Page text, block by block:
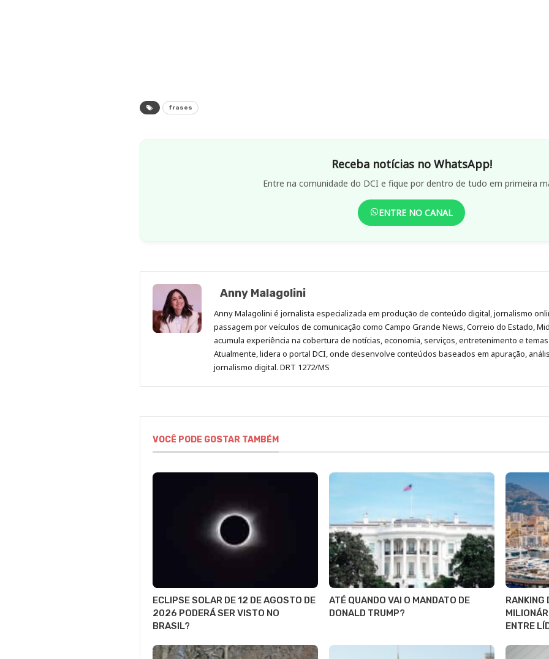
frases
Receba notícias no WhatsApp!
Entre na comunidade do DCI e fique por dentro de tudo em primeira
ENTRE NO CANAL
Anny Malagolini
Anny Malagolini é jornalista especializada em produção de conteúdo digital, jornalismo
passagem por veículos de comunicação como Campo Grande News, Correio do Estado,
acumula experiência na cobertura de notícias, economia, serviços, entretenimento e
Atualmente, lidera o portal DCI, onde desenvolve conteúdos baseados em apuração,
jornalismo digital. DRT 1272/MS
VOCÊ PODE GOSTAR TAMBÉM
ECLIPSE SOLAR DE 12 DE AGOSTO DE
2026 PODERÁ SER VISTO NO
BRASIL?
ATÉ QUANDO VAI O MANDATO DE
DONALD TRUMP?
RANKING
ENTRE